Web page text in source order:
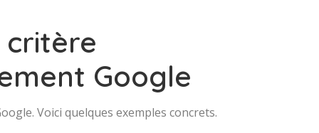
critère
Google
Voici quelques exemples concrets.